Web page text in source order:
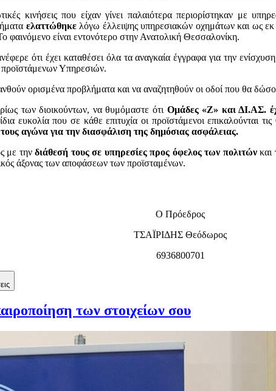
κινήσεις που είχαν γίνει παλαιότερα περιορίστηκαν με
ελαττώθηκελόγω έλλειψης υπηρεσιακών οχημάτων και ως εκ
φαινόμενο είναι εντονότερο στην Ανατολική Θεσσαλονίκη.
ότι έχει καταθέσει όλα τα αναγκαία έγγραφα για την
προϊστάμενων Υπηρεσιών.
ορισμένα προβλήματα και να αναζητηθούν οι οδοί που θα
των διοικούντων, να θυμόμαστε ότι Ομάδες «Ζ» και ΔΙ.ΑΣ.
ευκολία που σε κάθε επιτυχία οι προϊστάμενοι επικαλούνται
αγώνα για την διασφάλιση της δημόσιας ασφάλειας.
με τηνδιάθεσή τους σε υπηρεσίες προς όφελος των πολιτώνκαι
άξονας των αποφάσεων των προϊσταμένων.
Ο Πρόεδρος
ΤΣΑΪΡΙΔΗΣ Θεόδωρος
6936800701
των στοιχείων σου